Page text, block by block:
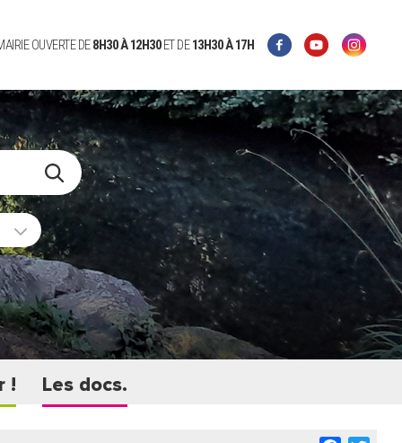
OUVERTE DE8H30 À 12H30ET DE13H30 À 17H
! Les docs.